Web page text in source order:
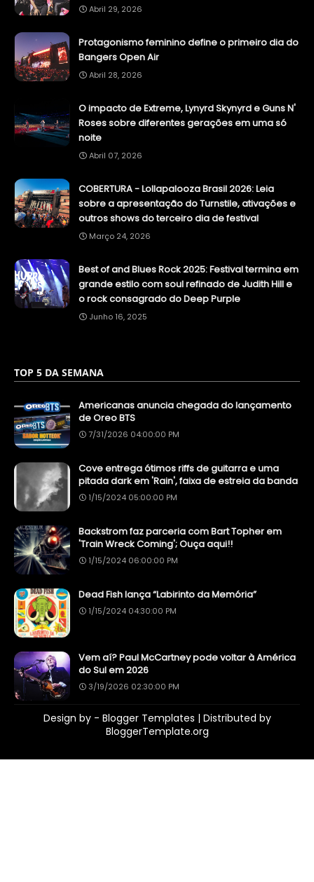
Abril 29, 2026
Protagonismo feminino define o primeiro dia do
Bangers Open Air
Abril 28, 2026
O impacto de Extreme, Lynyrd Skynyrd e Guns N'
Roses sobre diferentes gerações em uma só
noite
Abril 07, 2026
COBERTURA - Lollapalooza Brasil 2026: Leia
sobre a apresentação do Turnstile, ativações e
outros shows do terceiro dia de festival
Março 24, 2026
Best of and Blues Rock 2025: Festival termina em
grande estilo com soul refinado de Judith Hill e
o rock consagrado do Deep Purple
Junho 16, 2025
TOP 5 DA SEMANA
Americanas anuncia chegada do lançamento
de Oreo BTS
7/31/2026 04:00:00 PM
Cove entrega ótimos riffs de guitarra e uma
pitada dark em 'Rain', faixa de estreia da banda
1/15/2024 05:00:00 PM
Backstrom faz parceria com Bart Topher em
'Train Wreck Coming'; Ouça aqui!!
1/15/2024 06:00:00 PM
Dead Fish lança “Labirinto da Memória”
1/15/2024 04:30:00 PM
Vem aí? Paul McCartney pode voltar à América
do Sul em 2026
3/19/2026 02:30:00 PM
Design by - Blogger Templates | Distributed by
BloggerTemplate.org